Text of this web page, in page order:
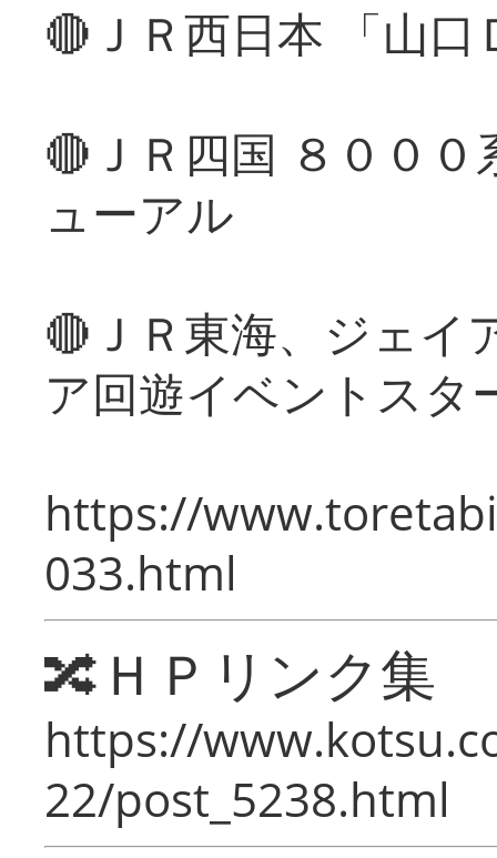
🔴ＪＲ西日本 「山
🔴ＪＲ四国 ８００
ューアル
🔴ＪＲ東海、ジェイ
ア回遊イベントスタ
https://
033.html
🔀ＨＰリンク集
https://
22/post_5238.html